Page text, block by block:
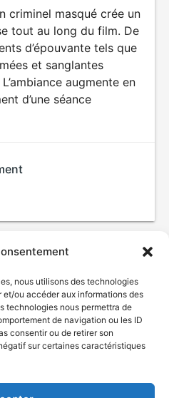
nous utilisons des technologies
ou accéder aux informations des
technologies nous permettra de
de navigation ou les ID
consentir ou de retirer son
sur certaines caractéristiques
VIOLENCE
HORREUR
criminel masqué crée un
tout au long du film. De
d’épouvante tels que
et sanglantes
augmente en
d’une séance
du Québec, 2026
du site